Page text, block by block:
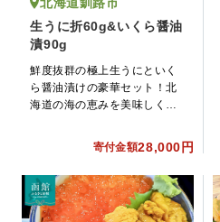
生うに折60g&いくら醤油
漬90g
鮮度抜群の極上生うにといく
ら醤油漬けの豪華セット！北
海道の海の恵みを美味しくお
寄付金額28,000円